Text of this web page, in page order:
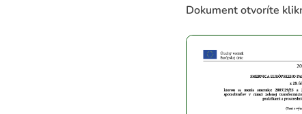
Dokument otvoríte